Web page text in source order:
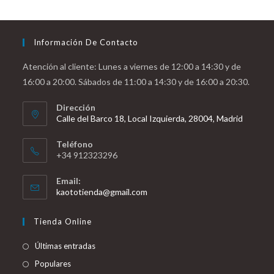
Información De Contacto
Atención al cliente: Lunes a viernes de 12:00 a 14:30 y de
16:00 a 20:00. Sábados de 11:00 a 14:30 y de 16:00 a 20:30.
Dirección
Calle del Barco 18, Local Izquierda, 28004, Madrid
Teléfono
+34 912323296
Email:
kaototienda@gmail.com
Tienda Online
Últimas entradas
Populares